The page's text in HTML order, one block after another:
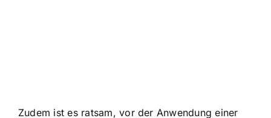
Zudem ist es ratsam, vor der Anwendung einer